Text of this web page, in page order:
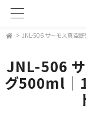
> JNL-506 サーモス真空断
JNL-506
グ500ml｜